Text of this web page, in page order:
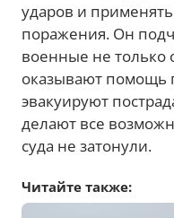
ударов и
поражения. Он
военные не только
оказывают помощь
эвакуируют
делают все
суда не затонули.
Читайте также: